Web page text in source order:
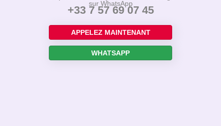
sur WhatsApp
+33 7 57 69 07 45
APPELEZ MAINTENANT
WHATSAPP